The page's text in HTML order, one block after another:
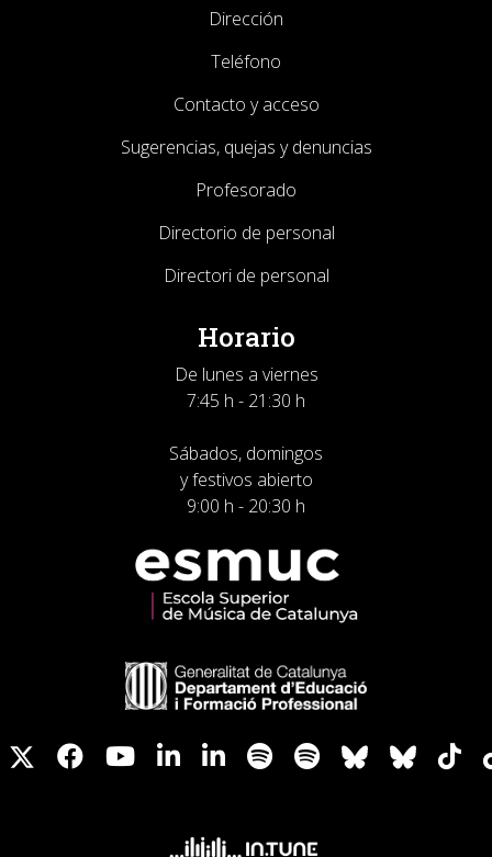
Dirección
Teléfono
Contacto y acceso
Sugerencias, quejas y denuncias
Profesorado
Directorio de personal
Directori de personal
Horario
De lunes a viernes
7:45 h - 21:30 h
Sábados, domingos
y festivos abierto
9:00 h - 20:30 h